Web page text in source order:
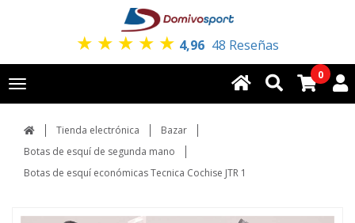
★ ★ ★ ★ ★ 4,96 48 Reseñas
Toggle
navigation
0
Tienda electrónica
Bazar
Botas de esquí de segunda mano
Botas de esquí económicas Tecnica Cochise JTR 1